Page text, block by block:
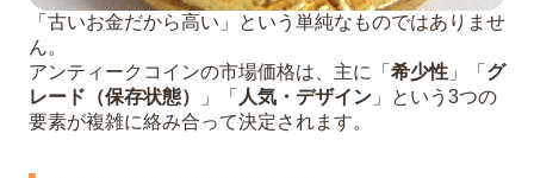
「古いお金だから高い」という単純なものではありませ
ん。
アンティークコインの市場価格は、主に「 希少性 」「 グ
レード（保存状態）
」「 人気・デザイン 」という3つの
要素が複雑に絡み合って決定されます。